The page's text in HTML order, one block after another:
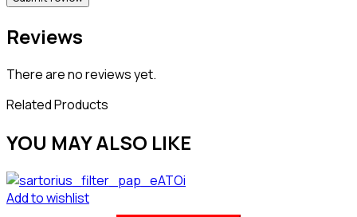
Reviews
There are no reviews yet.
Related Products
YOU MAY ALSO LIKE
Add to wishlist